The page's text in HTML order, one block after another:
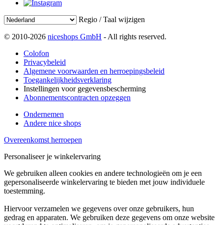
Regio / Taal wijzigen
© 2010-2026 niceshops GmbH - All rights reserved.
Colofon
Privacybeleid
Algemene voorwaarden en herroepingsbeleid
Toegankelijkheidsverklaring
Instellingen voor gegevensbescherming
Abonnementscontracten opzeggen
Ondernemen
Andere nice shops
Overeenkomst herroepen
Personaliseer je winkelervaring
We gebruiken alleen cookies en andere technologieën om je een
gepersonaliseerde winkelervaring te bieden met jouw individuele
toestemming.
Hiervoor verzamelen we gegevens over onze gebruikers, hun
gedrag en apparaten. We gebruiken deze gegevens om onze website